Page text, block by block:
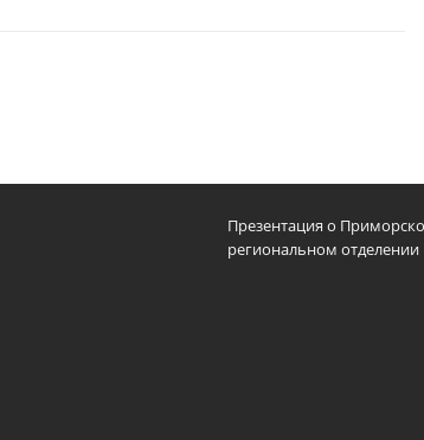
Презентация о
региональном отделении